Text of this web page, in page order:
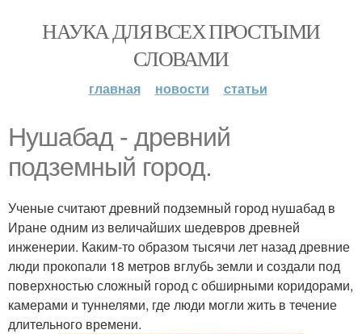
НАУКА ДЛЯ ВСЕХ ПРОСТЫМИ
СЛОВАМИ
главная новости статьи
Нушабад - древний
подземный город.
Ученые считают древний подземный город нушабад в
Иране одним из величайших шедевров древней
инженерии. Каким-то образом тысячи лет назад древние
люди прокопали 18 метров вглубь земли и создали под
поверхностью сложный город с обширными коридорами,
камерами и туннелями, где люди могли жить в течение
длительного времени.